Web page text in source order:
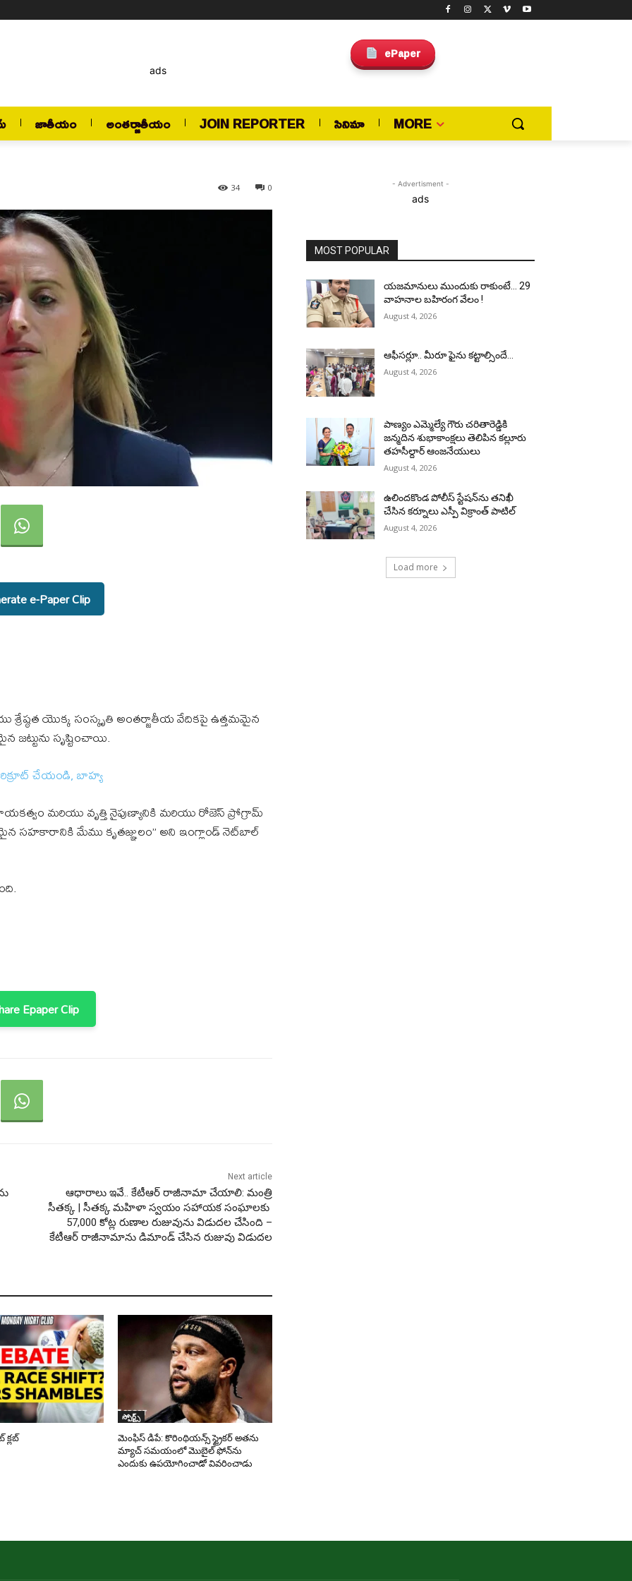
ads
ePaper
జాతీయం అంతర్జాతీయం JOIN REPORTER సినిమా MORE
0
34
e-Paper Clip
శ్రేష్ఠత యొక్క సంస్కృతి అంతర్జాతీయ వేదికపై ఉత్తమమైన
సృష్టించాయి.
చేయండి,బాహ్య
మరియు వృత్తి నైపుణ్యానికి మరియు రోజెస్ ప్రోగ్రామ్
సహకారానికి మేము కృతజ్ఞులం” అని ఇంగ్లాండ్ నెట్‌బాల్
Epaper Clip
Next article
ఆధారాలు ఇవే.. కేటీఆర్ రాజీనామా చేయాలి: మంత్రి
సీతక్క | సీతక్క మహిళా స్వయం సహాయక సంఘాలకు ₹
57,000 కోట్ల రుణాల రుజువును విడుదల చేసింది –
కేటీఆర్ రాజీనామాను డిమాండ్ చేసిన రుజువు విడుదల
స్పోర్ట్స్
మెంఫిస్ డిపే: కొరింథియన్స్ స్ట్రైకర్ అతను
మ్యాచ్ సమయంలో మొబైల్ ఫోన్‌ను
ఎందుకు ఉపయోగించాడో వివరించాడు
- Advertisment -
ads
MOST POPULAR
యజమానులు ముందుకు రాకుంటే… 29
వాహనాల బహిరంగ వేలం !
August 4, 2026
ఆఫీసర్లూ.. మీరూ ఫైను కట్టాల్సిందే…
August 4, 2026
పాణ్యం ఎమ్మెల్యే గౌరు చరితారెడ్డికి
జన్మదిన శుభాకాంక్షలు తెలిపిన కల్లూరు
తహసీల్దార్ ఆంజనేయులు
August 4, 2026
ఉలిందకొండ పోలీస్ స్టేషన్‌ను తనిఖీ
చేసిన కర్నూలు ఎస్పీ విక్రాంత్ పాటిల్
August 4, 2026
Load more